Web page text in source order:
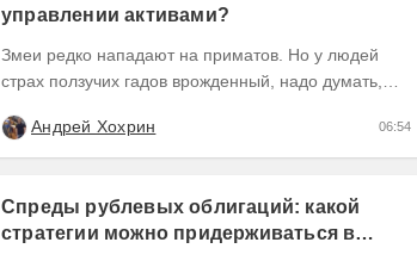
управлении активами?
Змеи редко нападают на приматов. Но у людей
страх ползучих гадов врожденный, надо думать,
Андрей Хохрин
06:54
Спреды рублевых облигаций: какой
стратегии можно придерживаться в